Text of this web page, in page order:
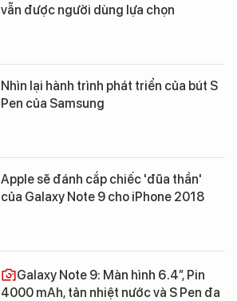
vẫn được người dùng lựa chọn
Nhìn lại hành trình phát triển của bút S
Pen của Samsung
Apple sẽ đánh cắp chiếc 'đũa thần'
của Galaxy Note 9 cho iPhone 2018
Galaxy Note 9: Màn hình 6.4”, Pin
4000 mAh, tản nhiệt nước và S Pen đa